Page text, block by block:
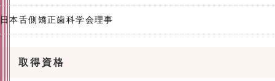
日本舌側矯正歯科学会理事
取得資格